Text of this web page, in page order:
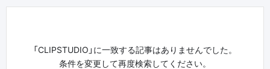
「CLIPSTUDIO」に一致する記事はありませんでした。
条件を変更して再度検索してください。